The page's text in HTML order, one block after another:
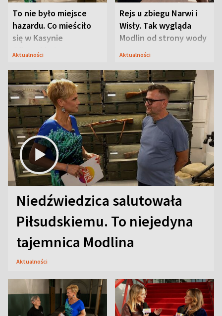
To nie było miejsce
hazardu. Co mieściło
się w Kasynie
Oficerskim?
Aktualności
Rejs u zbiegu Narwi i
Wisły. Tak wygląda
Modlin od strony wody
Aktualności
Niedźwiedzica salutowała
Piłsudskiemu. To niejedyna
tajemnica Modlina
Aktualności